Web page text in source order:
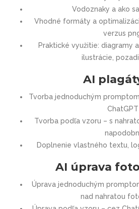
Vodoznaky a ako
Vhodné formáty a
verzus
Praktické využitie: diagramy
ilustrácie,
AI
Tvorba jednoduchým
ChatGPT
Tvorba podľa vzoru – s
Doplnenie vlastného textu,
AI úprava
Úprava jednoduchým
nad nahratou